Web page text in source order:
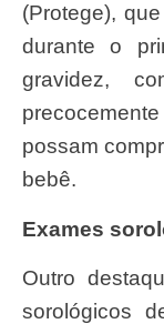
(Protege),
durante o
gravidez,
possam
bebê.
Exames
Outro destaque foi a realização de exames
sorológicos